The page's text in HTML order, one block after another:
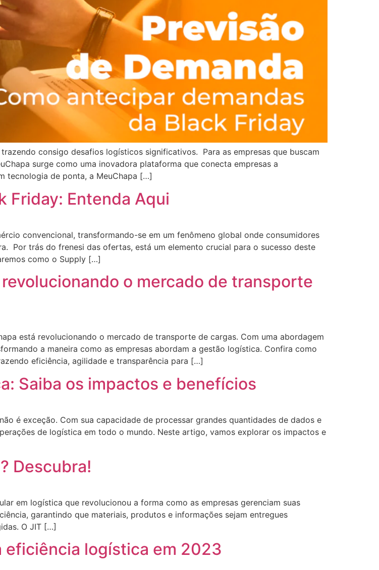
consigo desafios logísticos significativos. Para as empresas que buscam
surge como uma inovadora plataforma que conecta empresas a
tecnologia de ponta, a MeuChapa […]
Friday: Entenda Aqui
convencional, transformando-se em um fenômeno global onde consumidores
Por trás do frenesi das ofertas, está um elemento crucial para o sucesso deste
como o Supply […]
o mercado de transporte
está revolucionando o mercado de transporte de cargas. Com uma abordagem
a maneira como as empresas abordam a gestão logística. Confira como
eficiência, agilidade e transparência para […]
Saiba os impactos e benefícios
é exceção. Com sua capacidade de processar grandes quantidades de dados e
de logística em todo o mundo. Neste artigo, vamos explorar os impactos e
Descubra!
em logística que revolucionou a forma como as empresas gerenciam suas
garantindo que materiais, produtos e informações sejam entregues
O JIT […]
eficiência logística em 2023